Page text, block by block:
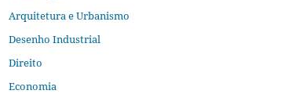
Arquitetura e Urbanismo
Desenho Industrial
Direito
Economia